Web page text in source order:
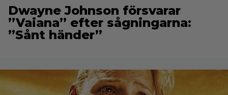
Dwayne Johnson försvarar
”Vaiana” efter sågningarna:
”Sånt händer”